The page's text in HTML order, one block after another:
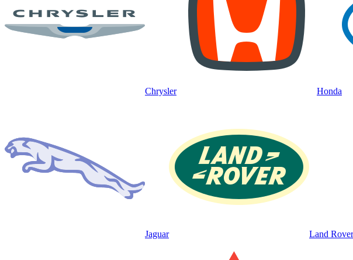
Chrysler Honda
Jaguar Land Rover